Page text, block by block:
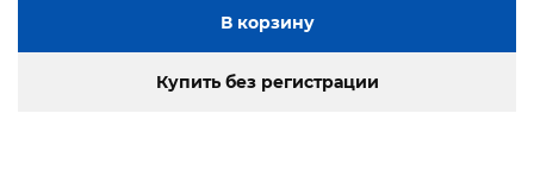
В корзину
Купить без регистрации